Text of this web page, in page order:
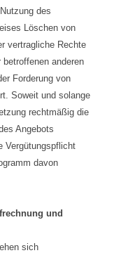
des
Löschen von
vertragliche Rechte
anderen
Forderung von
Soweit und solange
rechtmäßig die
Angebots
Vergütungspflicht
davon
und
sich